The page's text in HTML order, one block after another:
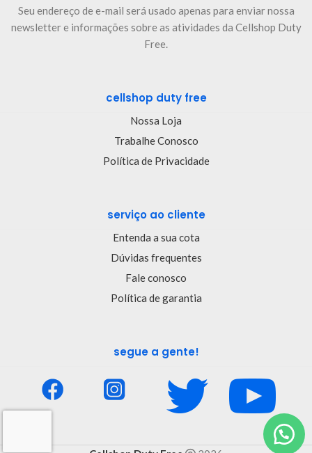
Seu endereço de e-mail será usado apenas para enviar nossa
newsletter e informações sobre as atividades da Cellshop Duty
Free.
cellshop duty free
Nossa Loja
Trabalhe Conosco
Política de Privacidade
serviço ao cliente
Entenda a sua cota
Dúvidas frequentes
Fale conosco
Política de garantia
segue a gente!